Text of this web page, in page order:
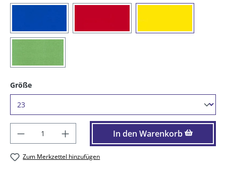
Größeauswählen
Produkt Anzahl: Gib den gewünschten
In den Warenkorb
Zum Merkzettel hinzufügen